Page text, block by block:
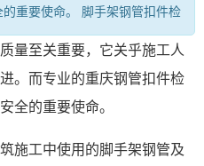
重要使命。 脚手架钢管扣件检
量至关重要，它关乎施工人
。而专业的重庆钢管扣件检
全的重要使命。
施工中使用的脚手架钢管及